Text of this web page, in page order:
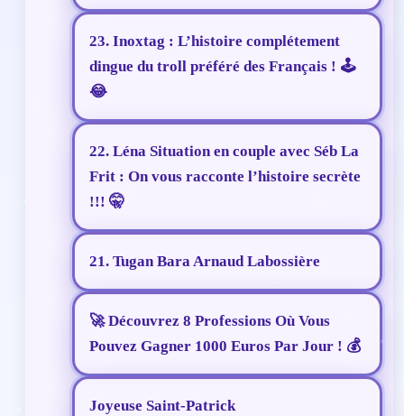
23. Inoxtag : L’histoire complétement
dingue du troll préféré des Français ! 🕹️
😂
22. Léna Situation en couple avec Séb La
Frit : On vous racconte l’histoire secrète
!!! 🤫
21. Tugan Bara Arnaud Labossière
🚀 Découvrez 8 Professions Où Vous
Pouvez Gagner 1000 Euros Par Jour ! 💰
Joyeuse Saint-Patrick